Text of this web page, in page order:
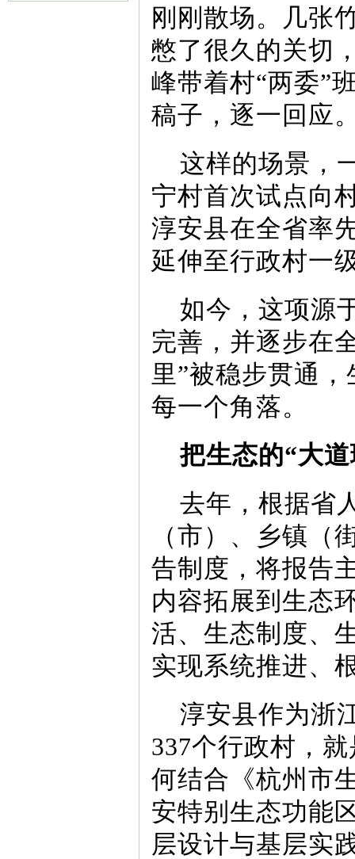
刚刚散场。几张
憋了很久的关切
峰带着村“两委”
稿子，逐一回应
这样的场景，
宁村首次试点向
淳安县在全省率
延伸至行政村一
如今，这项源
完善，并逐步在
里”被稳步贯通
每一个角落。
把生态的“大
去年，根据省
（市）、乡镇（
告制度，将报告
内容拓展到生态
活、生态制度、
实现系统推进、
淳安县作为浙
337个行政村，
何结合《杭州市
安特别生态功能
层设计与基层实